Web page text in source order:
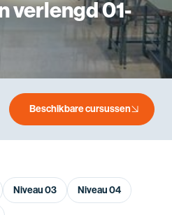
Beschikbare cursussen
verlengd 01-
Niveau 03 Niveau 04